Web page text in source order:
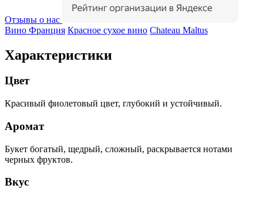
Отзывы о нас
Вино Франция Красное сухое вино Chateau Maltus
Характеристики
Цвет
Красивый фиолетовый цвет, глубокий и устойчивый.
Аромат
Букет богатый, щедрый, сложный, раскрывается нотами
черных фруктов.
Вкус